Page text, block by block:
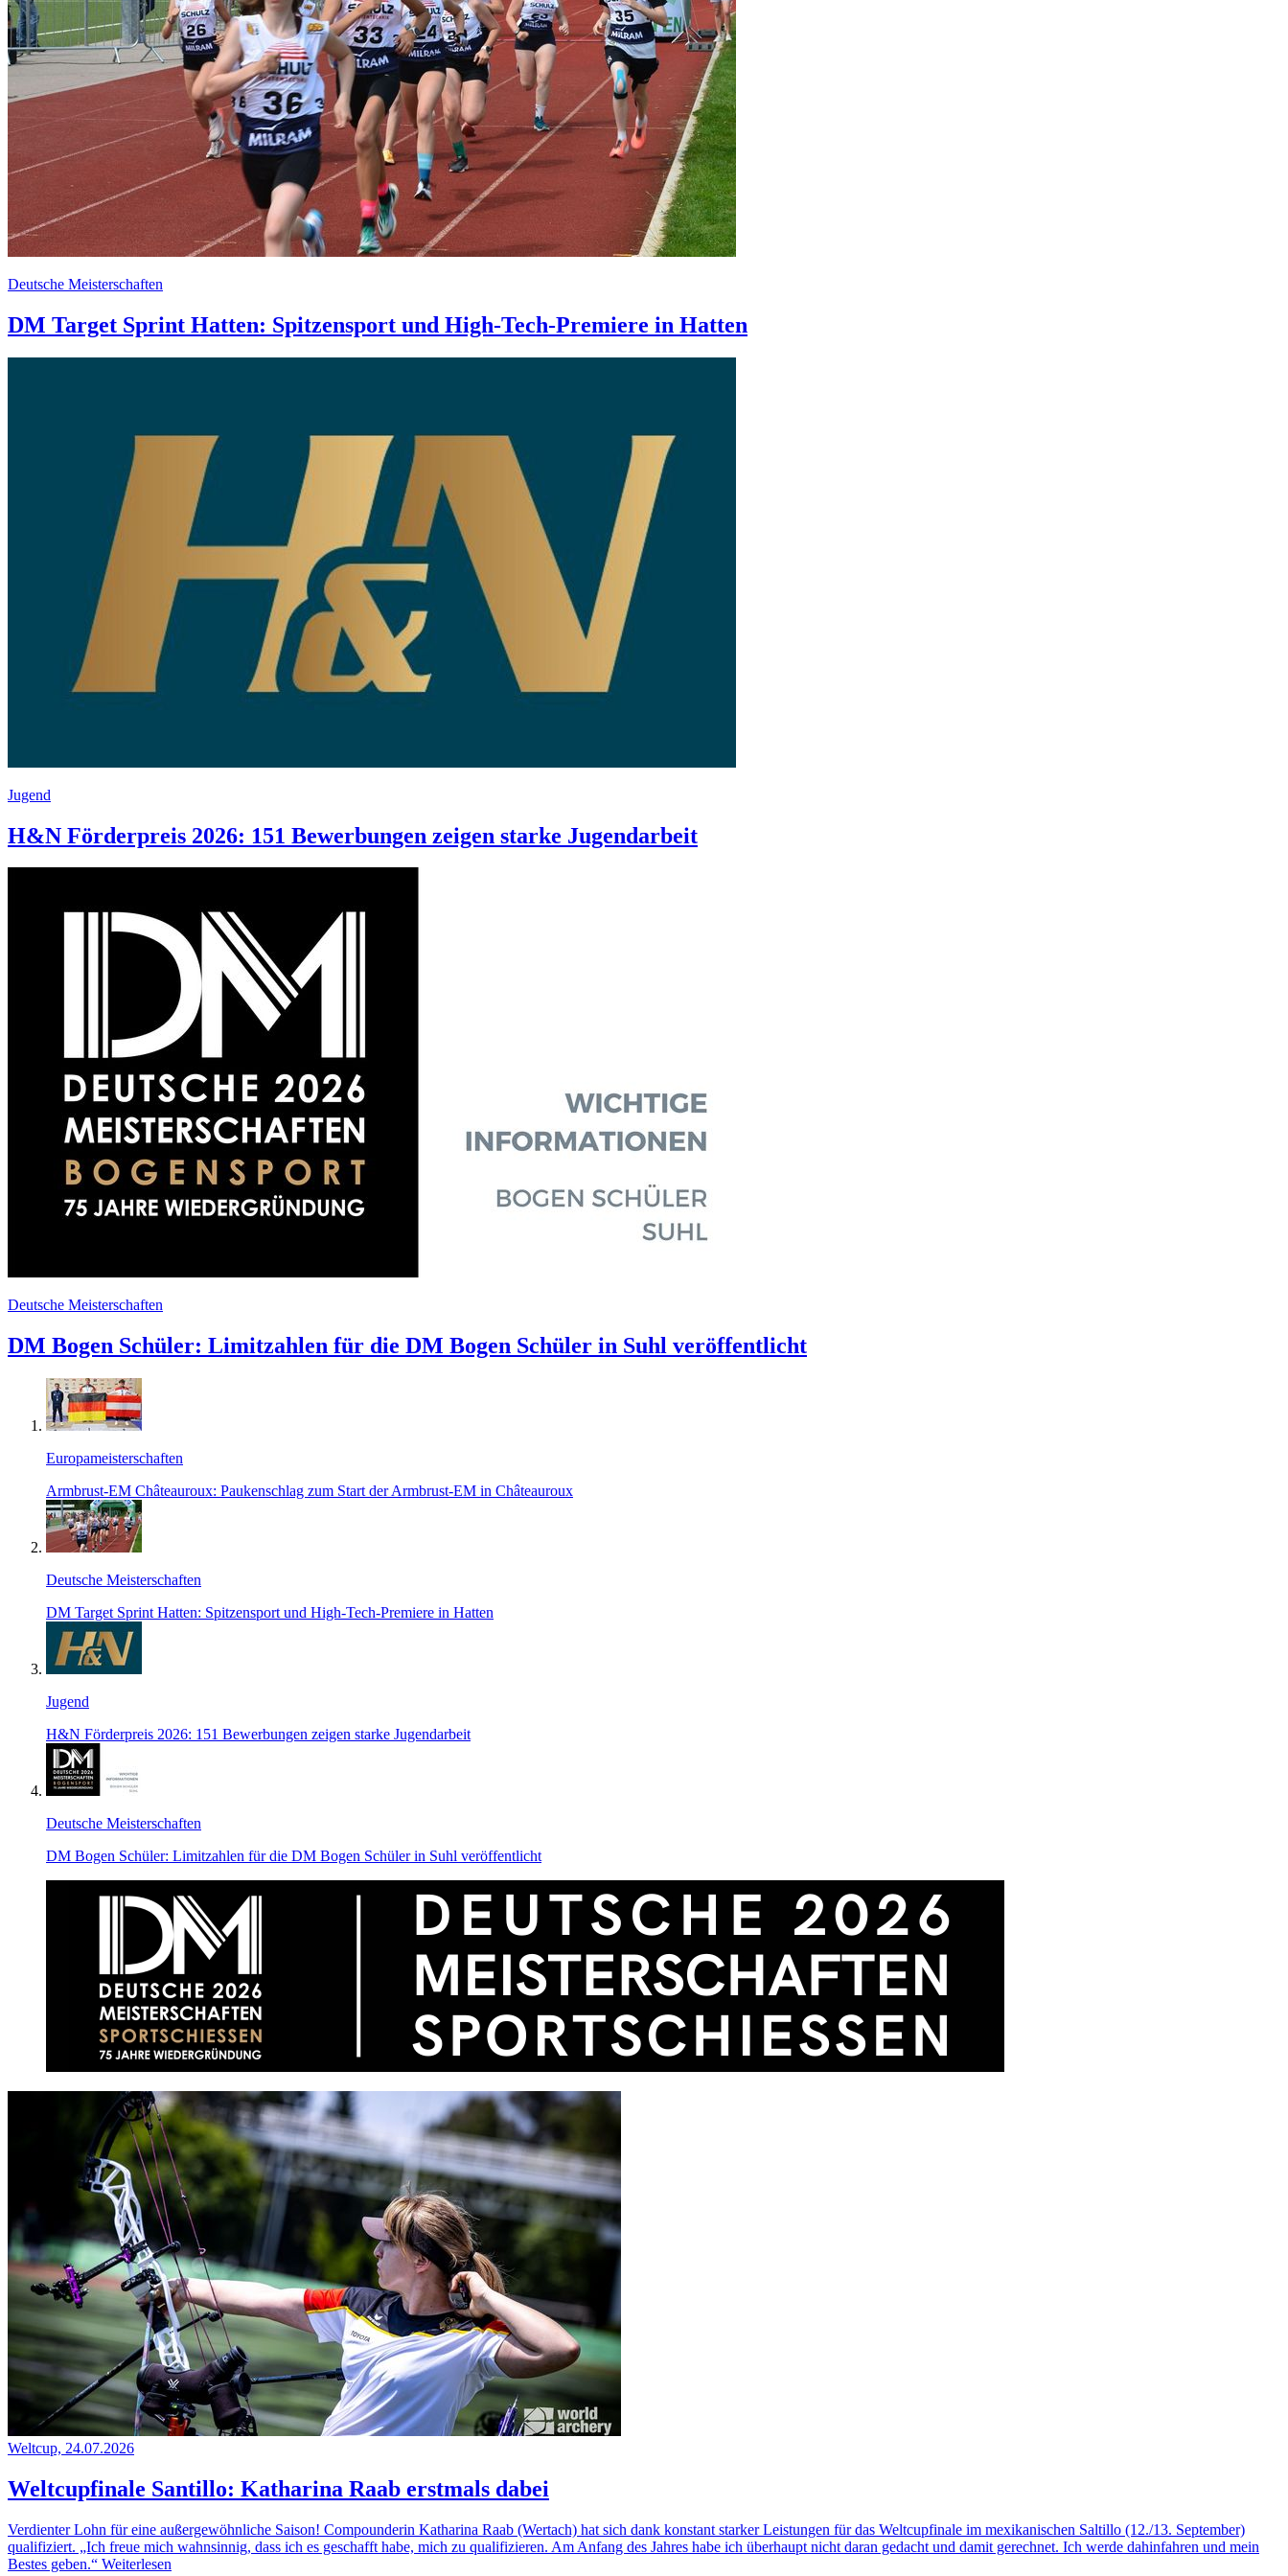
Deutsche Meisterschaften
DM Target Sprint Hatten: Spitzensport und High-Tech-Premiere in Hatten
Jugend
H&N Förderpreis 2026: 151 Bewerbungen zeigen starke Jugendarbeit
Deutsche Meisterschaften
DM Bogen Schüler: Limitzahlen für die DM Bogen Schüler in Suhl veröffentlicht
Europameisterschaften
Armbrust-EM Châteauroux: Paukenschlag zum Start der Armbrust-EM in Châteauroux
Deutsche Meisterschaften
DM Target Sprint Hatten: Spitzensport und High-Tech-Premiere in Hatten
Jugend
H&N Förderpreis 2026: 151 Bewerbungen zeigen starke Jugendarbeit
Deutsche Meisterschaften
DM Bogen Schüler: Limitzahlen für die DM Bogen Schüler in Suhl veröffentlicht
Weltcup, 24.07.2026
Weltcupfinale Santillo: Katharina Raab erstmals dabei
Verdienter Lohn für eine außergewöhnliche Saison! Compounderin Katharina Raab (Wertach) hat sich dank konstant starker Leistungen für das Weltcupfinale im mexikanischen Saltillo (12./13. September)
qualifiziert. „Ich freue mich wahnsinnig, dass ich es geschafft habe, mich zu qualifizieren. Am Anfang des Jahres habe ich überhaupt nicht daran gedacht und damit gerechnet. Ich werde dahinfahren und mein
Bestes geben.“ Weiterlesen